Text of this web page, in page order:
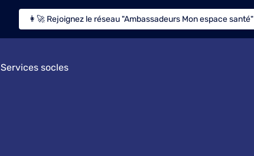
👩‍🚀 Rejoignez le réseau "Ambassadeurs Mon espace santé"
Services socles